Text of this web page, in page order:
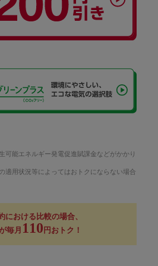
可能エネルギー発電促進賦課金などがかかり
適用状況等によってはおトクにならない場合
における比較の場合、
毎月 110 円おトク！